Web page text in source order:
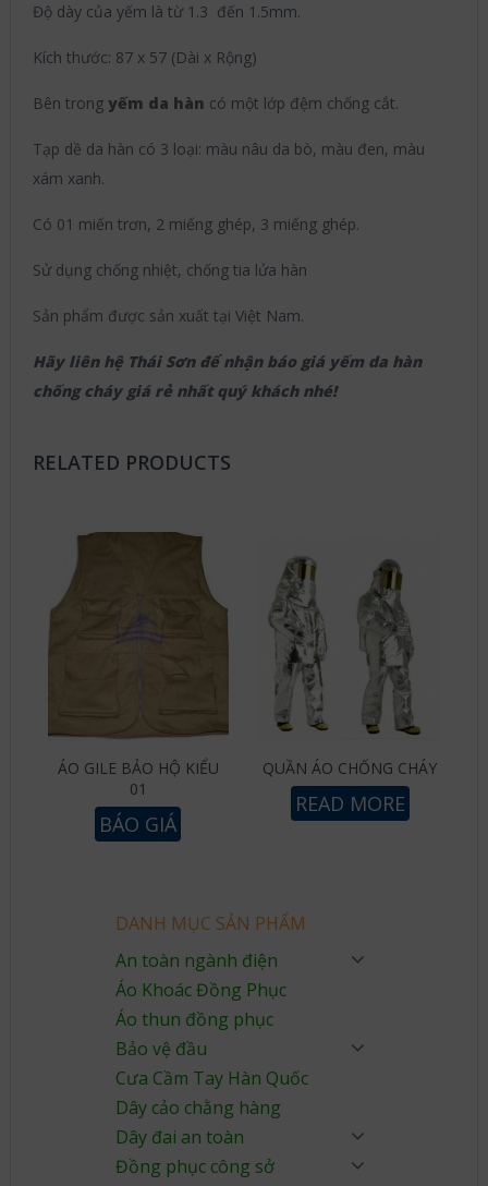
Độ dày của yếm là từ 1.3 đến 1.5mm.
Kích thước: 87 x 57 (Dài x Rộng)
Bên trong yếm da hàn có một lớp đệm chống cắt.
Tạp dề da hàn có 3 loại: màu nâu da bò, màu đen, màu
xám xanh.
Có 01 miến trơn, 2 miếng ghép, 3 miếng ghép.
Sử dụng chống nhiệt, chống tia lửa hàn
Sản phẩm được sản xuất tại Việt Nam.
Hãy liên hệ Thái Sơn để nhận báo giá yếm da hàn
chống cháy giá rẻ nhất quý khách nhé!
RELATED PRODUCTS
ÁO GILE BẢO HỘ KIỂU
01
BÁO GIÁ
QUẦN ÁO CHỐNG CHÁY
READ MORE
DANH MỤC SẢN PHẨM
An toàn ngành điện
Áo Khoác Đồng Phục
Áo thun đồng phục
Bảo vệ đầu
Cưa Cầm Tay Hàn Quốc
Dây cảo chằng hàng
Dây đai an toàn
Đồng phục công sở